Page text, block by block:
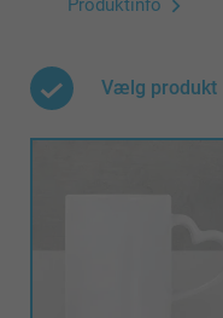
Produktinfo
Vælg produkt